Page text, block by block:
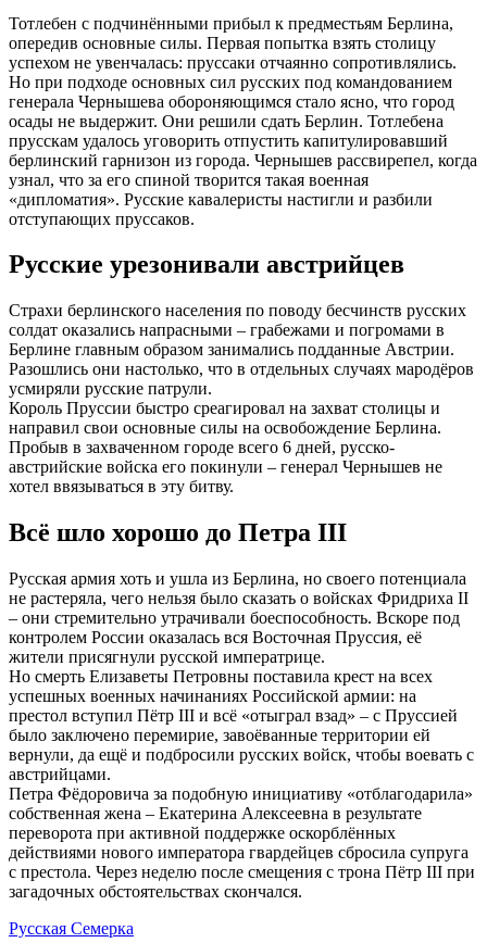
Тотлебен с подчинёнными прибыл к предместьям Берлина,
опередив основные силы. Первая попытка взять столицу
успехом не увенчалась: пруссаки отчаянно сопротивлялись.
Но при подходе основных сил русских под командованием
генерала Чернышева обороняющимся стало ясно, что город
осады не выдержит. Они решили сдать Берлин. Тотлебена
прусскам удалось уговорить отпустить капитулировавший
берлинский гарнизон из города. Чернышев рассвирепел, когда
узнал, что за его спиной творится такая военная
«дипломатия». Русские кавалеристы настигли и разбили
отступающих пруссаков.
Русские урезонивали австрийцев
Страхи берлинского населения по поводу бесчинств русских
солдат оказались напрасными – грабежами и погромами в
Берлине главным образом занимались подданные Австрии.
Разошлись они настолько, что в отдельных случаях мародёров
усмиряли русские патрули.
Король Пруссии быстро среагировал на захват столицы и
направил свои основные силы на освобождение Берлина.
Пробыв в захваченном городе всего 6 дней, русско-
австрийские войска его покинули – генерал Чернышев не
хотел ввязываться в эту битву.
Всё шло хорошо до Петра III
Русская армия хоть и ушла из Берлина, но своего потенциала
не растеряла, чего нельзя было сказать о войсках Фридриха II
– они стремительно утрачивали боеспособность. Вскоре под
контролем России оказалась вся Восточная Пруссия, её
жители присягнули русской императрице.
Но смерть Елизаветы Петровны поставила крест на всех
успешных военных начинаниях Российской армии: на
престол вступил Пётр III и всё «отыграл взад» – с Пруссией
было заключено перемирие, завоёванные территории ей
вернули, да ещё и подбросили русских войск, чтобы воевать с
австрийцами.
Петра Фёдоровича за подобную инициативу «отблагодарила»
собственная жена – Екатерина Алексеевна в результате
переворота при активной поддержке оскорблённых
действиями нового императора гвардейцев сбросила супруга
с престола. Через неделю после смещения с трона Пётр III при
загадочных обстоятельствах скончался.
Русская Семерка